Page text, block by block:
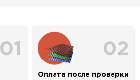
01 02
Оплата после проверки